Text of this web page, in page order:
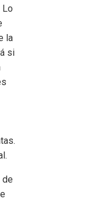
Lo
la
si